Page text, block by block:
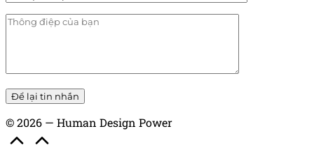
© 2026 — Human Design Power